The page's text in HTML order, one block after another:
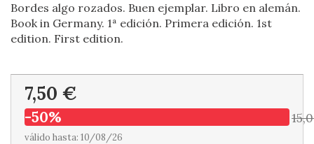
Bordes algo rozados. Buen ejemplar. Libro en alemán.
Book in Germany. 1ª edición. Primera edición. 1st
edition. First edition.
7,50 €
-50%
válido hasta: 10/08/26